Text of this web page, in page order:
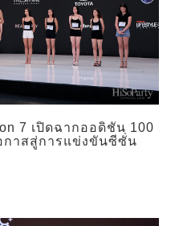
7 เปิดฉากออดิชัน 100
กาสสู่การแข่งขันซีซั่น